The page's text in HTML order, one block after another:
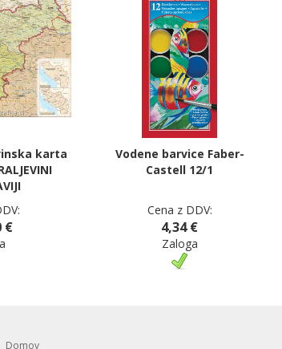
karta
€
Vodene barvice Faber-
Castell 12/1
Cena z DDV:
4,34 €
Zaloga
Domov